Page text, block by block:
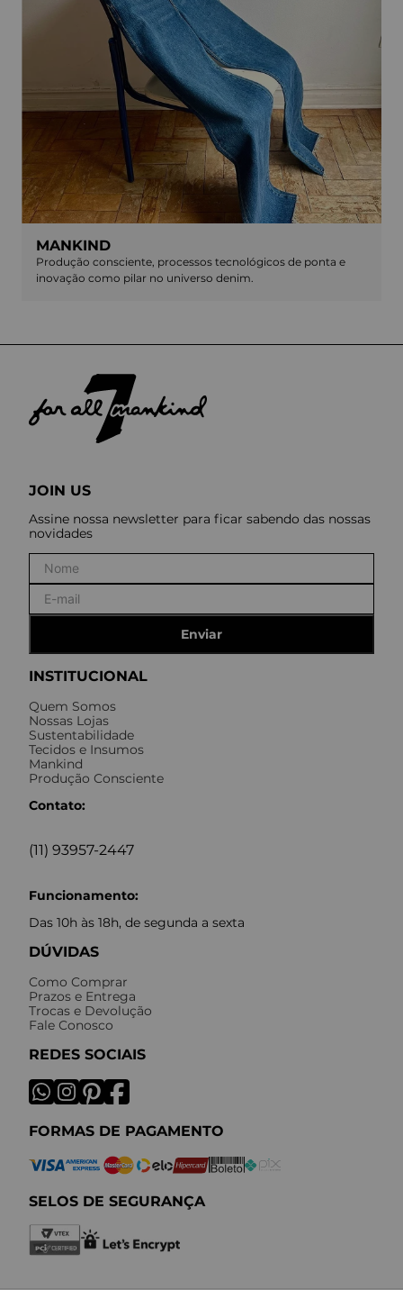
MANKIND
Produção consciente, processos tecnológicos de ponta e
inovação como pilar no universo denim.
INSTITUCIONAL
Quem Somos
Nossas Lojas
Sustentabilidade
Tecidos e Insumos
Mankind
Produção Consciente
Contato:
(11) 93957-2447
Funcionamento:
Das 10h às 18h, de segunda a sexta
DÚVIDAS
Como Comprar
Prazos e Entrega
Trocas e Devolução
Fale Conosco
REDES SOCIAIS
FORMAS DE PAGAMENTO
SELOS DE SEGURANÇA
JOIN US
Assine nossa newsletter para ficar sabendo das nossas
novidades
Enviar